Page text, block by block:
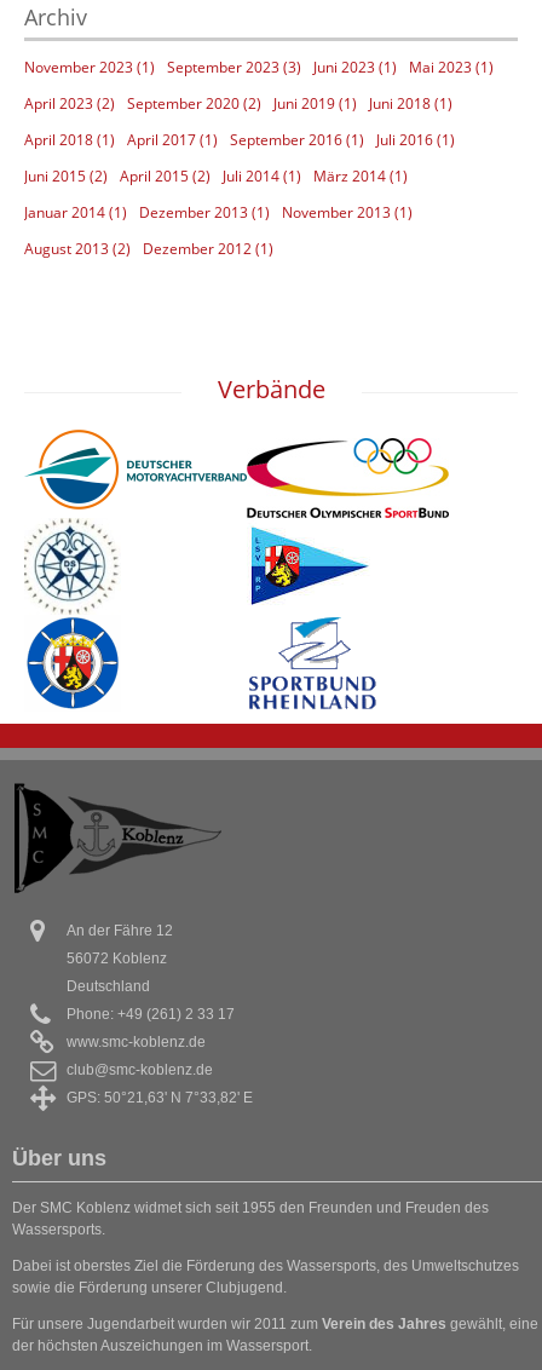
Archiv
November 2023 (1) September 2023 (3) Juni 2023 (1)
Mai 2023 (1)
April 2023 (2)
September 2020 (2) Juni 2019 (1)
Juni 2018 (1)
April 2018 (1)
April 2017 (1) September 2016 (1)
Juli 2016 (1)
Juni 2015 (2)
April 2015 (2) Juli 2014 (1)
März 2014 (1)
Januar 2014 (1)
Dezember 2013 (1)
November 2013 (1)
August 2013 (2)
Dezember 2012 (1)
Verbände
An der Fähre 12
56072 Koblenz
Deutschland
Phone: +49 (261) 2 33 17
www.smc-koblenz.de
club@smc-koblenz.de
GPS: 50°21,63' N 7°33,82' E
Über uns
Der SMC Koblenz widmet sich seit 1955 den Freunden und Freuden des
Wassersports.
Dabei ist oberstes Ziel die Förderung des Wassersports, des Umweltschutzes
sowie die Förderung unserer Clubjugend.
Für unsere Jugendarbeit wurden wir 2011 zum Verein des Jahres gewählt, eine
der höchsten Auszeichungen im Wassersport.